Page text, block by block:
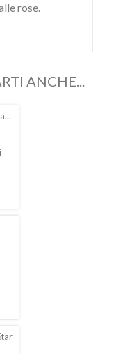
rose.
ANCHE...